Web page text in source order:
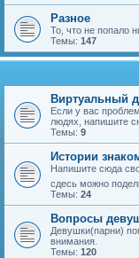
Разное
То, что не попало
Темы: 147
Виртуальный
Если у вас
людях, напишите
Темы: 9
Истории
Напишите сюда
сдесь можно
Темы: 24
Вопросы
Девушки(парни)
внимания.
Темы: 120